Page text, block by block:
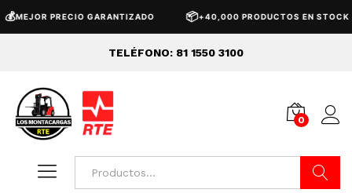
MEJOR PRECIO GARANTIZADO 📦+40,000 PRODUCTOS EN STOCK
TELÉFONO: 81 1550 3100
0